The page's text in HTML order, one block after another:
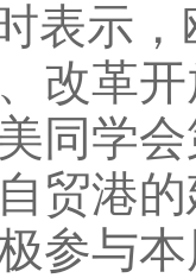
表示
改革
同学
贸港
参与